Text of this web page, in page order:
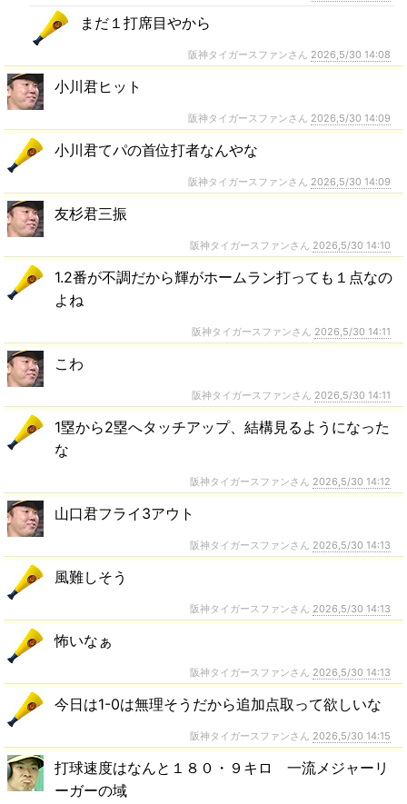
まだ１打席目やから
阪神タイガースファンさん 2026,5/30 14:08
小川君ヒット
阪神タイガースファンさん 2026,5/30 14:09
小川君てパの首位打者なんやな
阪神タイガースファンさん 2026,5/30 14:09
友杉君三振
阪神タイガースファンさん 2026,5/30 14:10
1.2番が不調だから輝がホームラン打っても１点なの
よね
阪神タイガースファンさん 2026,5/30 14:11
こわ
阪神タイガースファンさん 2026,5/30 14:11
1塁から2塁へタッチアップ、結構見るようになった
な
阪神タイガースファンさん 2026,5/30 14:12
山口君フライ3アウト
阪神タイガースファンさん 2026,5/30 14:13
風難しそう
阪神タイガースファンさん 2026,5/30 14:13
怖いなぁ
阪神タイガースファンさん 2026,5/30 14:13
今日は1-0は無理そうだから追加点取って欲しいな
阪神タイガースファンさん 2026,5/30 14:15
打球速度はなんと１８０・９キロ 一流メジャーリ
ーガーの域